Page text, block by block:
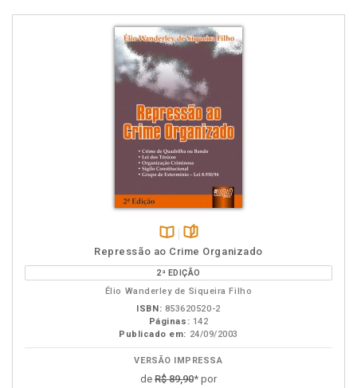
Disponível
na
B.V.
páginas
Repressão ao Crime Organizado
2ª EDIÇÃO
Élio Wanderley de Siqueira Filho
ISBN: 853620520-2
Páginas: 142
Publicado em: 24/09/2003
VERSÃO IMPRESSA
de R$ 89,90* por